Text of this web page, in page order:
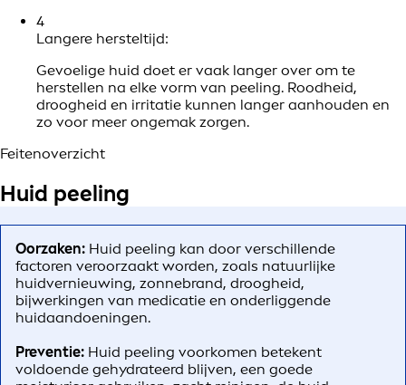
4
Langere hersteltijd:
Gevoelige huid doet er vaak langer over om te
herstellen na elke vorm van peeling. Roodheid,
droogheid en irritatie kunnen langer aanhouden en
zo voor meer ongemak zorgen.
Feitenoverzicht
Huid peeling
Oorzaken: Huid peeling kan door verschillende
factoren veroorzaakt worden, zoals natuurlijke
huidvernieuwing, zonnebrand, droogheid,
bijwerkingen van medicatie en onderliggende
huidaandoeningen.
Preventie: Huid peeling voorkomen betekent
voldoende gehydrateerd blijven, een goede